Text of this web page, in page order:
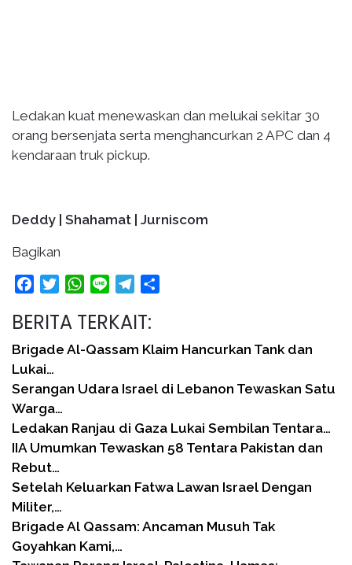
Ledakan kuat menewaskan dan melukai sekitar 30
orang bersenjata serta menghancurkan 2 APC dan 4
kendaraan truk pickup.
Deddy | Shahamat | Jurniscom
Bagikan
FacebookTwitterWhatsApp
Line Telegram
BERITA TERKAIT:
Brigade Al-Qassam Klaim Hancurkan Tank dan
Lukai…
Serangan Udara Israel di Lebanon Tewaskan Satu
Warga…
Ledakan Ranjau di Gaza Lukai Sembilan Tentara…
IIA Umumkan Tewaskan 58 Tentara Pakistan dan
Rebut…
Setelah Keluarkan Fatwa Lawan Israel Dengan
Militer,…
Brigade Al Qassam: Ancaman Musuh Tak
Goyahkan Kami,…